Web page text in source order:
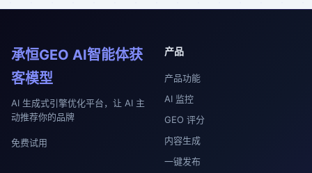
承恒GEO AI智能体获
客模型
AI 生成式引擎优化平台，让 AI 主
动推荐你的品牌
免费试用
产品
产品功能
AI 监控
GEO 评分
内容生成
一键发布